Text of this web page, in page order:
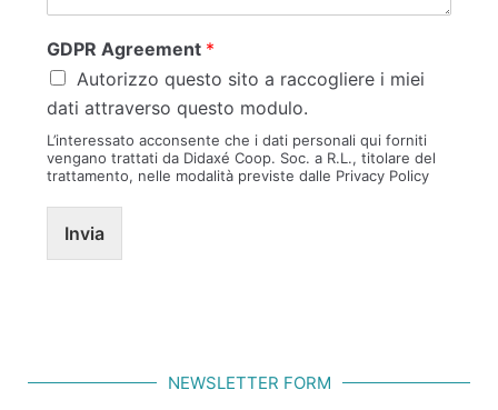
GDPR Agreement *
Autorizzo questo sito a raccogliere i miei
dati attraverso questo modulo.
L’interessato acconsente che i dati personali qui forniti
vengano trattati da Didaxé Coop. Soc. a R.L., titolare del
trattamento, nelle modalità previste dalle Privacy Policy
Invia
NEWSLETTER FORM